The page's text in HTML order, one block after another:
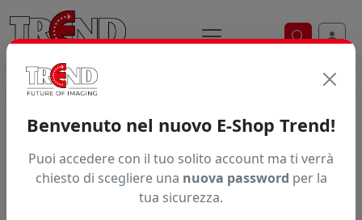
Ricerca
Articolo non trovato.
Benvenuto nel nuovo E-Shop Trend!
Puoi accedere con il tuo solito account ma ti verrà
chiesto di scegliere una nuova password per la
tua sicurezza.